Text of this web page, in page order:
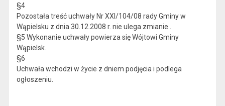
§4
Pozostała treść uchwały Nr XXI/104/08 rady Gminy w
Wąpielsku z dnia 30.12.2008 r. nie ulega zmianie .
§5 Wykonanie uchwały powierza się Wójtowi Gminy
Wąpielsk.
§6
Uchwała wchodzi w życie z dniem podjęcia i podlega
ogłoszeniu.